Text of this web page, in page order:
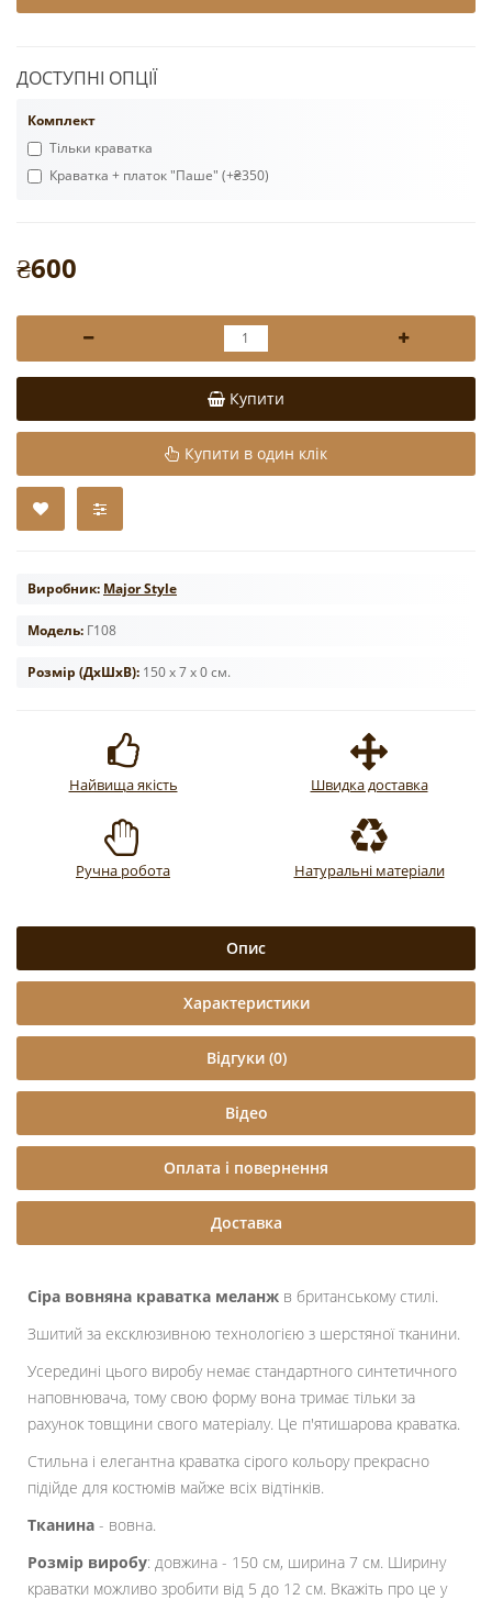
ДОСТУПНІ ОПЦІЇ
Комплект
Тільки краватка
Краватка + платок "Паше" (+₴350)
₴600
Купити
Купити в один клік
Виробник: Major Style
Модель: Г108
Розмір (ДxШxВ): 150 x 7 x 0 см.
Найвища якість Швидка доставка
Ручна робота Натуральні матеріали
Опис
Характеристики
Відгуки (0)
Відео
Оплата і повернення
Доставка
Сіра вовняна краватка меланж в британському стилі.
Зшитий за ексклюзивною технологією з шерстяної тканини.
Усередині цього виробу немає стандартного синтетичного
наповнювача, тому свою форму вона тримає тільки за
рахунок товщини свого матеріалу. Це п'ятишарова краватка.
Стильна і елегантна краватка сірого кольору прекрасно
підійде для костюмів майже всіх відтінків.
Тканина - вовна.
Розмір виробу: довжина - 150 см, ширина 7 см. Ширину
краватки можливо зробити від 5 до 12 см. Вкажіть про це у